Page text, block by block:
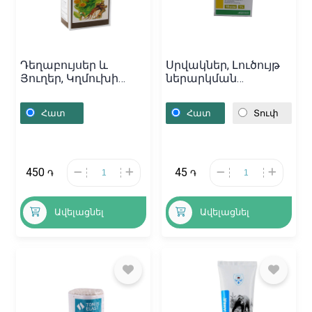
Դեղաբույսեր և
Յուղեր, Կղմուխի
Հայաստան
Հատ
450 ֏
Ավելացնել
Սրվակներ, Լուծույթ
ներարկման
1մլ, Ուկրաինա
Հատ Տուփ
45 ֏
Ավելացնել